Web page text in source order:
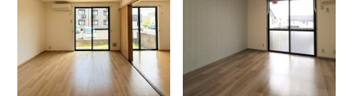
4.5万円(管理費5000円)
1K / 26.49㎡ / 築31年
岡山県岡山市北区津島東２丁目
3.0万円岡山電気軌道東山本線/門田
屋敷